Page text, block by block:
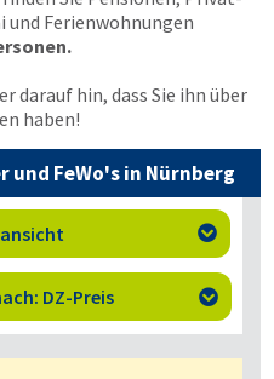
und Ferienwohnungen
darauf hin, dass Sie ihn über
haben!
FeWo's in Nürnberg

DZ-Preis 